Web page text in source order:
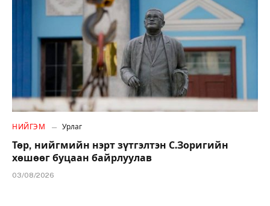
НИЙГЭМ Урлаг
Төр, нийгмийн нэрт зүтгэлтэн С.Зоригийн
хөшөөг буцаан байрлуулав
03/08/2026